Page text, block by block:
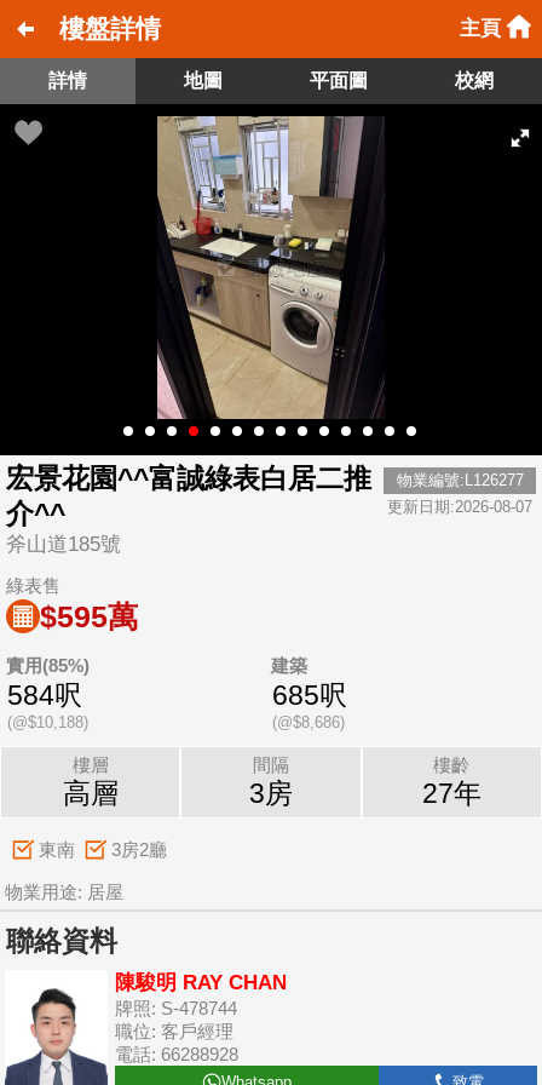
樓盤詳情 主頁
詳情 地圖 平面圖 校網
宏景花園^^富誠綠表白居二推
介^^
斧山道185號
物業編號:L126277
更新日期:2026-08-07
綠表售
$595萬
實用(85%)
584呎
(@$10,188)
建築
685呎
(@$8,686)
樓層
高層
間隔
3房
樓齡
27年
東南 3房2廳
物業用途: 居屋
聯絡資料
陳駿明 RAY CHAN
牌照: S-478744
職位: 客戶經理
電話: 66288928